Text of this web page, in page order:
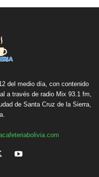
del medio día, con contenido
a través de radio Mix 93.1 fm,
de Santa Cruz de la Sierra,